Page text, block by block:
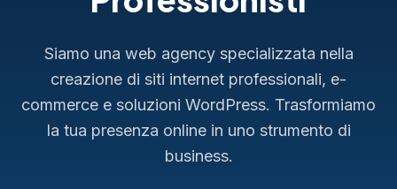
Siamo una web agency specializzata nella
creazione di siti internet professionali, e-
commerce e soluzioni WordPress. Trasformiamo
la tua presenza online in uno strumento di
business.